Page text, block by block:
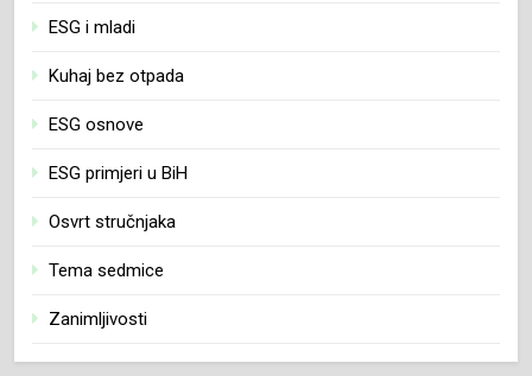
ESG i mladi
Kuhaj bez otpada
ESG osnove
ESG primjeri u BiH
Osvrt stručnjaka
Tema sedmice
Zanimljivosti